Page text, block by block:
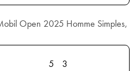
Open 2025 Homme Simples,
5 3